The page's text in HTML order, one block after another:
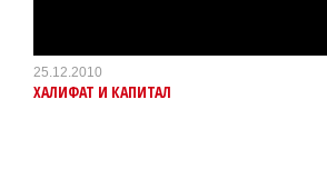
25.12.2010
ХАЛИФАТ И КАПИТАЛ